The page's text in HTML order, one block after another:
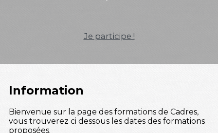
Je participe !
Information
Bienvenue sur la page des formations de Cadres,
vous trouverez ci dessous les dates des formations
proposées.